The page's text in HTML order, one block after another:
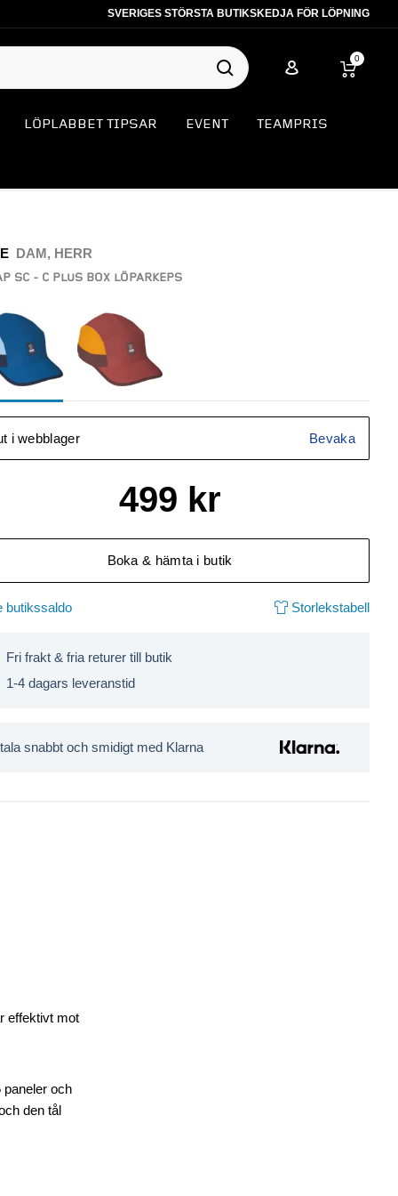
SVERIGES STÖRSTA BUTIKSKEDJA FÖR LÖPNING
0
LÖPLABBET TIPSAR EVENT TEAMPRIS
DAM, HERR
SC - C PLUS BOX LÖPARKEPS
i webblager Bevaka
499 kr
Boka & hämta i butik
butikssaldo Storlekstabell
Fri frakt & fria returer till butik
1-4 dagars leveranstid
snabbt och smidigt med Klarna
effektivt mot
och
den tål